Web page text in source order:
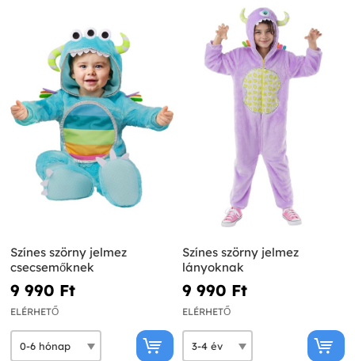
Színes szörny jelmez
csecsemőknek
9 990 Ft‎
ELÉRHETŐ
Színes szörny jelmez
lányoknak
9 990 Ft‎
ELÉRHETŐ